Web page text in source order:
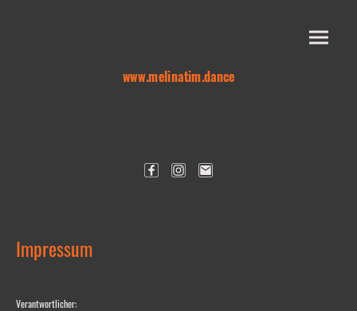
www.melinatim.dance
Impressum
Verantwortlicher: